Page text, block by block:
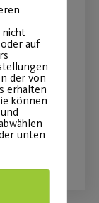
nicht
auf
der von
erhalten
können
unten